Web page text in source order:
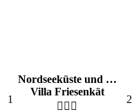
1
Nordseeküste und …
Villa Friesenkät